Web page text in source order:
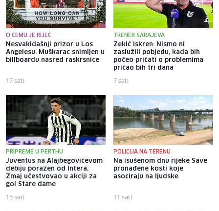
O ČEMU JE RIJEČ
Nesvakidašnji prizor u Los
Angelesu: Muškarac snimljen u
billboardu nasred raskrsnice
17 sati
TRENER SARAJEVA
Zekić iskren: Nismo ni
zaslužili pobjedu, kada bih
počeo pričati o problemima
pričao bih tri dana
7 sati
PRIPREME U PERTHU
Juventus na Alajbegovićevom
debiju poražen od Intera,
Zmaj učestvovao u akciji za
gol Stare dame
15 sati
POLICIJA NA TERENU
Na isušenom dnu rijeke Save
pronađene kosti koje
asociraju na ljudske
11 sati